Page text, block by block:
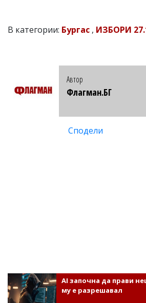
В категории: Бургас , ИЗБОРИ
Автор
Флагман.БГ
Сподели
AI започна да прави
му е разрешавал